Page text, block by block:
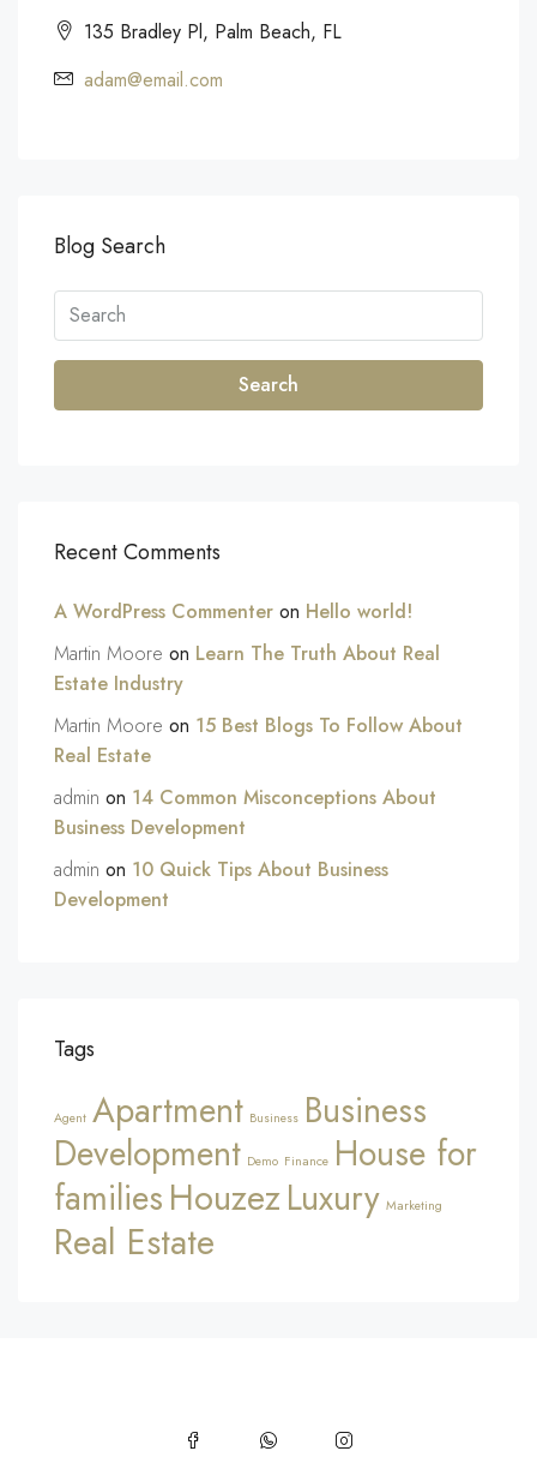
135 Bradley Pl, Palm Beach, FL
adam@email.com
Blog Search
Search
Recent Comments
A WordPress Commenter on Hello world!
Martin Moore on Learn The Truth About Real
Estate Industry
Martin Moore on 15 Best Blogs To Follow About
Real Estate
admin on 14 Common Misconceptions About
Business Development
admin on 10 Quick Tips About Business
Development
Tags
Agent Apartment Business Business
Development Demo Finance House for
familiesHouzezLuxury Marketing
Real Estate